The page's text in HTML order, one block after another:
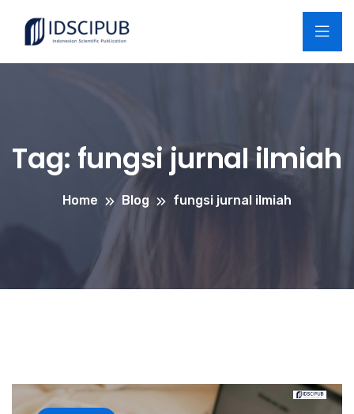
Tag: fungsi jurnal ilmiah
Home Blog fungsi jurnal ilmiah